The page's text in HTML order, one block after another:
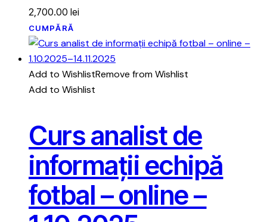
2,700.00 lei
CUMPĂRĂ
Add to WishlistRemove from Wishlist
Add to Wishlist
Curs analist de
informații echipă
fotbal – online –